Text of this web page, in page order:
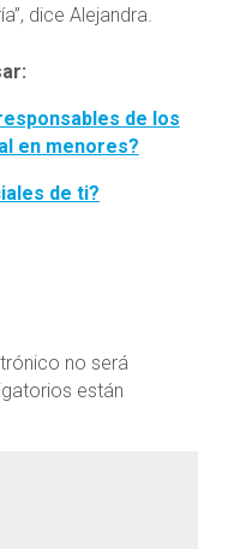
dice Alejandra.
de los
en menores?
de ti?
no será
están